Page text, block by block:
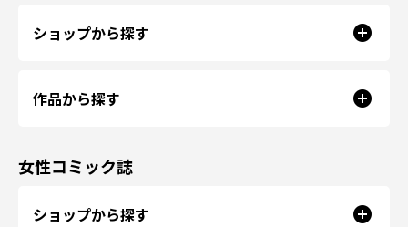
ショップから探す
作品から探す
女性コミック誌
ショップから探す